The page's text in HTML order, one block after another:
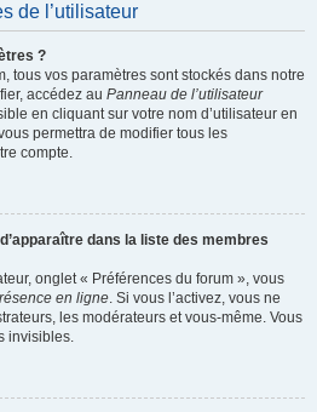
de l’utilisateur
?
tous vos paramètres sont stockés dans notre
accédez au Panneau de l’utilisateur
en cliquant sur votre nom d’utilisateur en
permettra de modifier tous les
compte.
dans la liste des membres
onglet « Préférences du forum », vous
en ligne. Si vous l’activez, vous ne
les modérateurs et vous-même. Vous
invisibles.